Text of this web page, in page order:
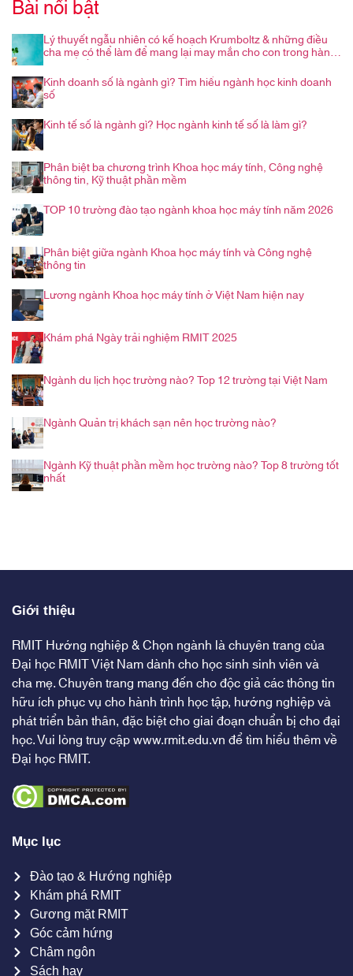
Bài nổi bật
Lý thuyết ngẫu nhiên có kế hoạch Krumboltz & những điều
cha mẹ có thể làm để mang lại may mắn cho con trong hành
trình nghề nghiệp
Kinh doanh số là ngành gì? Tìm hiểu ngành học kinh doanh
số
Kinh tế số là ngành gì? Học ngành kinh tế số là làm gì?
Phân biệt ba chương trình Khoa học máy tính, Công nghệ
thông tin, Kỹ thuật phần mềm
TOP 10 trường đào tạo ngành khoa học máy tính năm 2026
Phân biệt giữa ngành Khoa học máy tính và Công nghệ
thông tin
Lương ngành Khoa học máy tính ở Việt Nam hiện nay
Khám phá Ngày trải nghiệm RMIT 2025
Ngành du lịch học trường nào? Top 12 trường tại Việt Nam
Ngành Quản trị khách sạn nên học trường nào?
Ngành Kỹ thuật phần mềm học trường nào? Top 8 trường tốt
nhất
Giới thiệu
RMIT Hướng nghiệp & Chọn ngành là chuyên trang của
Đại học RMIT Việt Nam dành cho học sinh sinh viên và
cha mẹ. Chuyên trang mang đến cho độc giả các thông tin
hữu ích phục vụ cho hành trình học tập, hướng nghiệp và
phát triển bản thân, đặc biệt cho giai đoạn chuẩn bị cho đại
học. Vui lòng truy cậpwww.rmit.edu.vnđể tìm hiểu thêm về
Đại học RMIT.
Mục lục
Đào tạo & Hướng nghiệp
Khám phá RMIT
Gương mặt RMIT
Góc cảm hứng
Châm ngôn
Sách hay